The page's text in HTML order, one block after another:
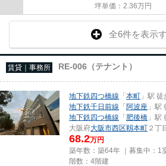
坪単価： 2.36万円
全6件を表示
賃貸｜事務所 RE-006（テナント）
地下鉄四つ橋線 「本町 」駅
地下鉄千日前線 「阿波座 」駅
地下鉄四つ橋線 「肥後橋 」駅
大阪府大阪市西区靱本町 ２丁
68.2万円
築年数：築64年 ｜募集中： 1
階数：4階建